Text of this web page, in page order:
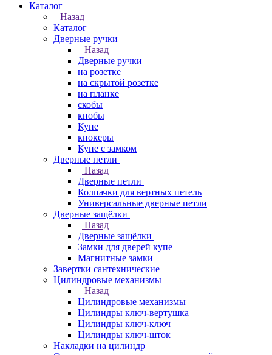
Каталог
Назад
Каталог
Дверные ручки
Назад
Дверные ручки
на розетке
на скрытой розетке
на планке
скобы
кнобы
Купе
кнокеры
Купе с замком
Дверные петли
Назад
Дверные петли
Колпачки для вертных петель
Универсальные дверные петли
Дверные защёлки
Назад
Дверные защёлки
Замки для дверей купе
Магнитные замки
Завертки сантехнические
Цилиндровые механизмы
Назад
Цилиндровые механизмы
Цилиндры ключ-вертушка
Цилиндры ключ-ключ
Цилиндры ключ-шток
Накладки на цилиндр